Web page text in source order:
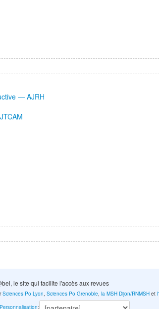
— AJRH
le site qui facilite l'accès aux revues
Sciences Po Lyon,Sciences Po Grenoble,la MSH Dijon/RNMSH et
Personnalisation: